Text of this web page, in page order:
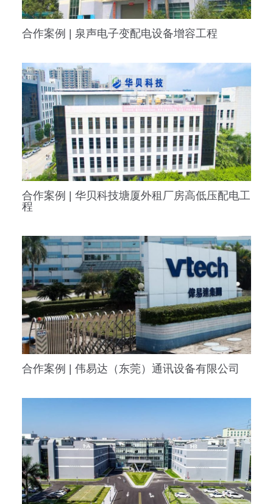
合作案例 | 泉声电子变配电设备增容工程
合作案例 | 华贝科技塘厦外租厂房高低压配电工
程
合作案例 | 伟易达（东莞）通讯设备有限公司